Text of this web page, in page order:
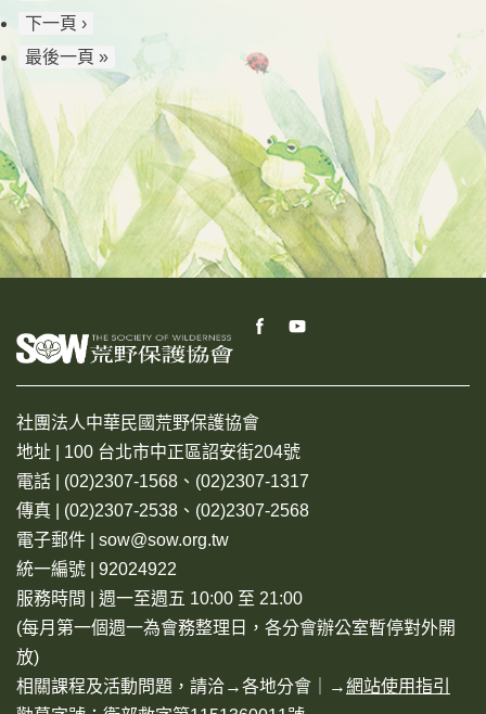
下一頁 ›
最後一頁 »
社團法人中華民國荒野保護協會
地址 | 100 台北市中正區詔安街204號
電話 | (02)2307-1568、(02)2307-1317
傳真 | (02)2307-2538、(02)2307-2568
電子郵件 | sow@sow.org.tw
統一編號 | 92024922
服務時間 | 週一至週五 10:00 至 21:00
(每月第一個週一為會務整理日，各分會辦公室暫停對外開
放)
相關課程及活動問題，請洽→各地分會 ｜→網站使用指引